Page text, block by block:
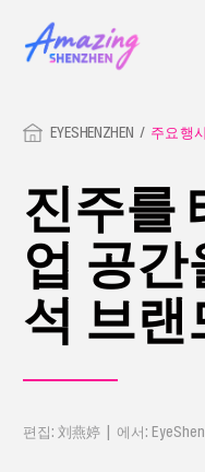
EYESHENZHEN 주요 행
진주를
업 공
석 브랜
편집: 刘燕婷 | 에서: